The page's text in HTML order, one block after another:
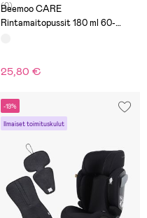
(0)
Beemoo CARE
Rintamaitopussit 180 ml 60-
25,80 €
-19%
Ilmaiset toimituskulut